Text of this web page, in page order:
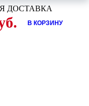
ДОСТАВКА
В КОРЗИНУ